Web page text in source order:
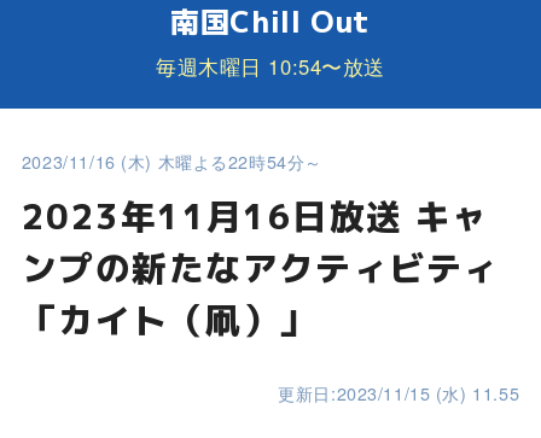
南国Chill Out
毎週木曜日 10:54〜放送
2023/11/16 (木) 木曜よる22時54分～
2023年11月16日放送 キャ
ンプの新たなアクティビティ
「カイト（凧）」
更新日:2023/11/15 (水) 11.55